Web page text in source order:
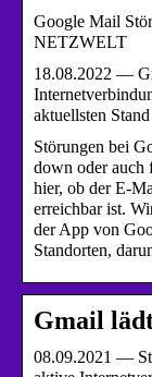
Google Mail
NETZWELT
18.08.2022 —
aktuellsten
Störungen bei
down oder auch
hier, ob der E-
erreichbar ist.
der App von
Standorten,
Gmail
08.09.2021 —